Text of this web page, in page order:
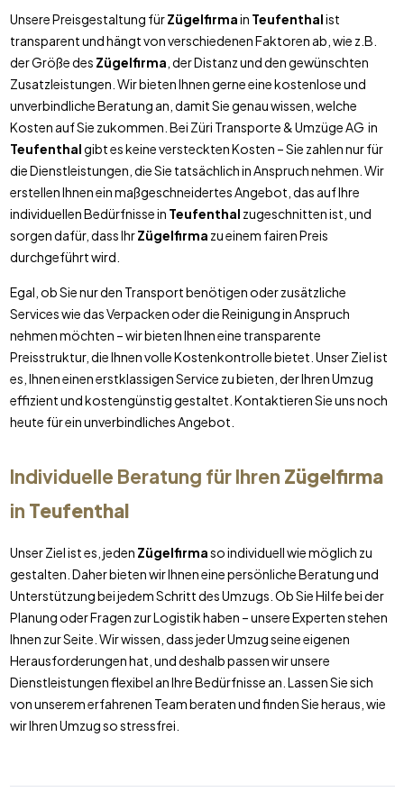
Unsere Preisgestaltung fürZügelfirmain Teufenthalist
transparent und hängt von verschiedenen Faktoren ab, wie z.B.
der Größe des Zügelfirma , der Distanz und den gewünschten
Zusatzleistungen. Wir bieten Ihnen gerne eine kostenlose und
unverbindliche Beratung an, damit Sie genau wissen, welche
Kosten auf Sie zukommen. Bei Züri Transporte & Umzüge AG in
Teufenthalgibt es keine versteckten Kosten – Sie zahlen nur für
die Dienstleistungen, die Sie tatsächlich in Anspruch nehmen. Wir
erstellen Ihnen ein maßgeschneidertes Angebot, das auf Ihre
individuellen Bedürfnisse in Teufenthal zugeschnitten ist, und
sorgen dafür, dass IhrZügelfirma zu einem fairen Preis
durchgeführt wird.
Egal, ob Sie nur den Transport benötigen oder zusätzliche
Services wie das Verpacken oder die Reinigung in Anspruch
nehmen möchten – wir bieten Ihnen eine transparente
Preisstruktur, die Ihnen volle Kostenkontrolle bietet. Unser Ziel ist
es, Ihnen einen erstklassigen Service zu bieten, der Ihren Umzug
effizient und kostengünstig gestaltet. Kontaktieren Sie uns noch
heute für ein unverbindliches Angebot.
Individuelle Beratung für Ihren Zügelfirma
in Teufenthal
Unser Ziel ist es, jeden Zügelfirmaso individuell wie möglich zu
gestalten. Daher bieten wir Ihnen eine persönliche Beratung und
Unterstützung bei jedem Schritt des Umzugs. Ob Sie Hilfe bei der
Planung oder Fragen zur Logistik haben – unsere Experten stehen
Ihnen zur Seite. Wir wissen, dass jeder Umzug seine eigenen
Herausforderungen hat, und deshalb passen wir unsere
Dienstleistungen flexibel an Ihre Bedürfnisse an. Lassen Sie sich
von unserem erfahrenen Team beraten und finden Sie heraus, wie
wir Ihren Umzug so stressfrei.